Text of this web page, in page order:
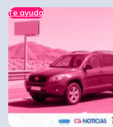
Te ayuda